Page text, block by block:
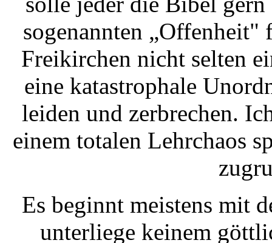
sogenannten
Freikirchen nicht selten
eine katastrophale
leiden und zerbrechen.
einem totalen Lehrchaos
Es beginnt meistens mit
unterliege keinem